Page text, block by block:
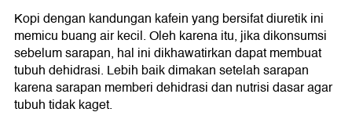
Kopi dengan kandungan kafein yang bersifat diuretik ini
memicu buang air kecil. Oleh karena itu, jika dikonsumsi
sebelum sarapan, hal ini dikhawatirkan dapat membuat
tubuh dehidrasi. Lebih baik dimakan setelah sarapan
karena sarapan memberi dehidrasi dan nutrisi dasar agar
tubuh tidak kaget.